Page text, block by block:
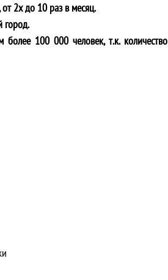
2х до 10 раз в месяц.
город.
более 100 000 человек, т.к.